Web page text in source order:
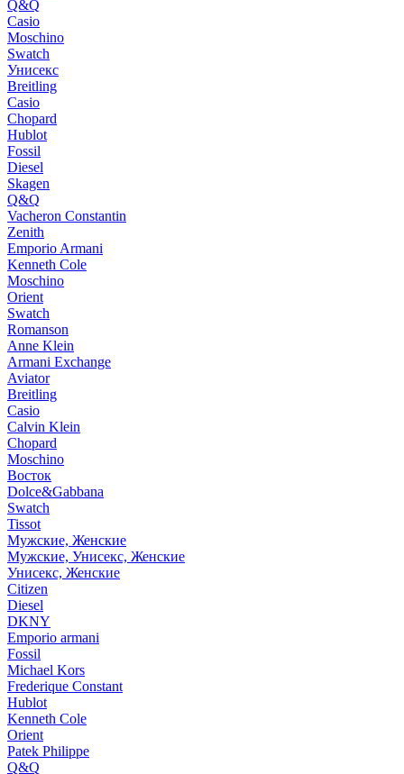
Q&Q
Casio
Moschino
Swatch
Унисекс
Breitling
Casio
Chopard
Hublot
Fossil
Diesel
Skagen
Q&Q
Vacheron Constantin
Zenith
Emporio Armani
Kenneth Cole
Moschino
Orient
Swatch
Romanson
Anne Klein
Armani Exchange
Aviator
Breitling
Casio
Calvin Klein
Chopard
Moschino
Восток
Dolce&Gabbana
Swatch
Tissot
Мужские, Женские
Мужские, Унисекс, Женские
Унисекс, Женские
Citizen
Diesel
DKNY
Emporio armani
Fossil
Michael Kors
Frederique Constant
Hublot
Kenneth Cole
Orient
Patek Philippe
Q&Q